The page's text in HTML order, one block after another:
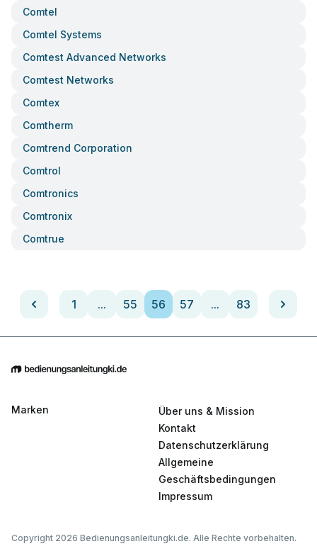
Comtel
Comtel Systems
Comtest Advanced Networks
Comtest Networks
Comtex
Comtherm
Comtrend Corporation
Comtrol
Comtronics
Comtronix
Comtrue
1 ... 55 56 57 ... 83
Marken
Über uns & Mission
Kontakt
Datenschutzerklärung
Allgemeine
Geschäftsbedingungen
Impressum
Copyright 2026 Bedienungsanleitungki.de. Alle Rechte vorbehalten.